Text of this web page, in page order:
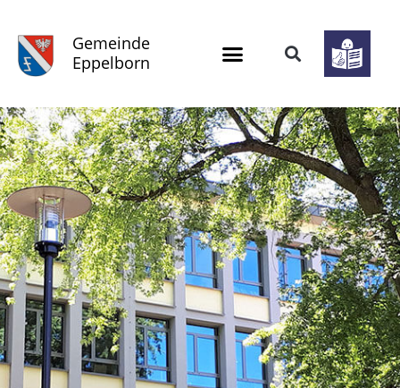
Gemeinde
Eppelborn